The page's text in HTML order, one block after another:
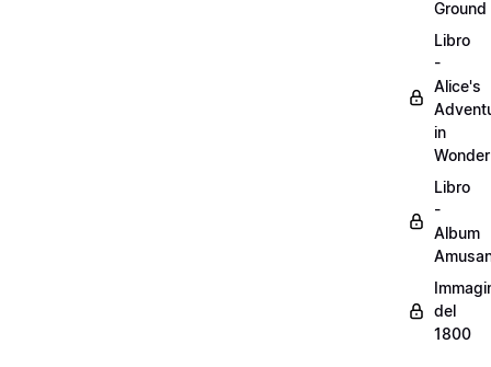
Ground
Libro
-
Alice's
in
Libro
-
Album
del
1800